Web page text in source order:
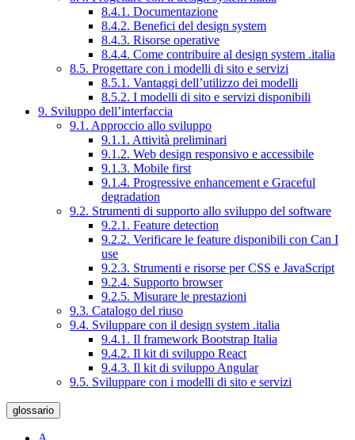
8.4.1. Documentazione
8.4.2. Benefici del design system
8.4.3. Risorse operative
8.4.4. Come contribuire al design system .italia
8.5. Progettare con i modelli di sito e servizi
8.5.1. Vantaggi dell’utilizzo dei modelli
8.5.2. I modelli di sito e servizi disponibili
9. Sviluppo dell’interfaccia
9.1. Approccio allo sviluppo
9.1.1. Attività preliminari
9.1.2. Web design responsivo e accessibile
9.1.3. Mobile first
9.1.4. Progressive enhancement e Graceful
degradation
9.2. Strumenti di supporto allo sviluppo del software
9.2.1. Feature detection
9.2.2. Verificare le feature disponibili con Can I
use
9.2.3. Strumenti e risorse per CSS e JavaScript
9.2.4. Supporto browser
9.2.5. Misurare le prestazioni
9.3. Catalogo del riuso
9.4. Sviluppare con il design system .italia
9.4.1. Il framework Bootstrap Italia
9.4.2. Il kit di sviluppo React
9.4.3. Il kit di sviluppo Angular
9.5. Sviluppare con i modelli di sito e servizi
glossario